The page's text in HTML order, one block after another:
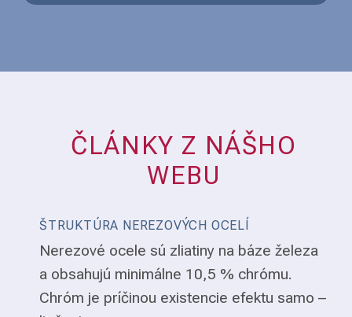
ČLÁNKY Z NÁŠHO
WEBU
ŠTRUKTÚRA NEREZOVÝCH OCELÍ
Nerezové ocele sú zliatiny na báze železa
a obsahujú minimálne 10,5 % chrómu.
Chróm je príčinou existencie efektu samo –